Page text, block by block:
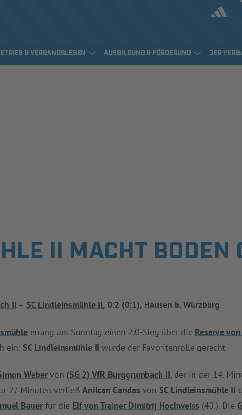
& VERBANDSLEBEN AUSBILDUNG & FÖRDERUNG DER
II MACHT BODEN
II – SC Lindleinsmühle II, 0:2 (0:1), Hausen b. Würzburg
errang am Sonntag einen 2:0-Sieg über die Reserve
ein: SC Lindleinsmühle II wurde der Favoritenrolle gerecht.
Weber von (SG 2) VfR Burggrumbach II, der in der 14.
27 Minuten verließAnilcan Candas von SC Lindleinsmühle II
Bauer für die Elf von Trainer Dimitrij Hochweiss (40.). Die